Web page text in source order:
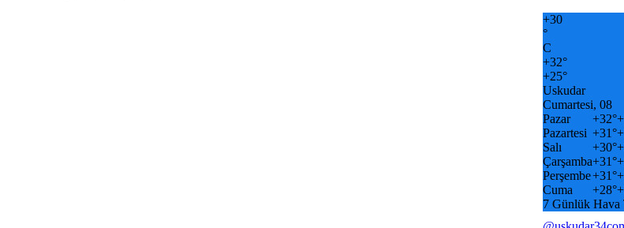
+30
°
C
+32°
+25°
Uskudar
Cumartesi, 08
Pazar
+32°+
Pazartesi +31°+
Salı
+30°+
Çarşamba+31°+
Perşembe+31°+
Cuma
+28°+
7 Günlük Hava